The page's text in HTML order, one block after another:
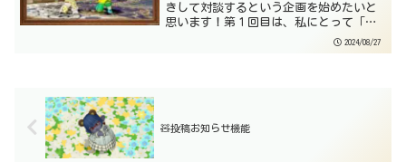
きして対談するという企画を始めたいと
思います！第１回目は、私にとって「育
ての親」と言っても過言ではない、ぽっ
てさんをお招きしてお送りいたします！
2024/08/27
🧸投稿お知らせ機能